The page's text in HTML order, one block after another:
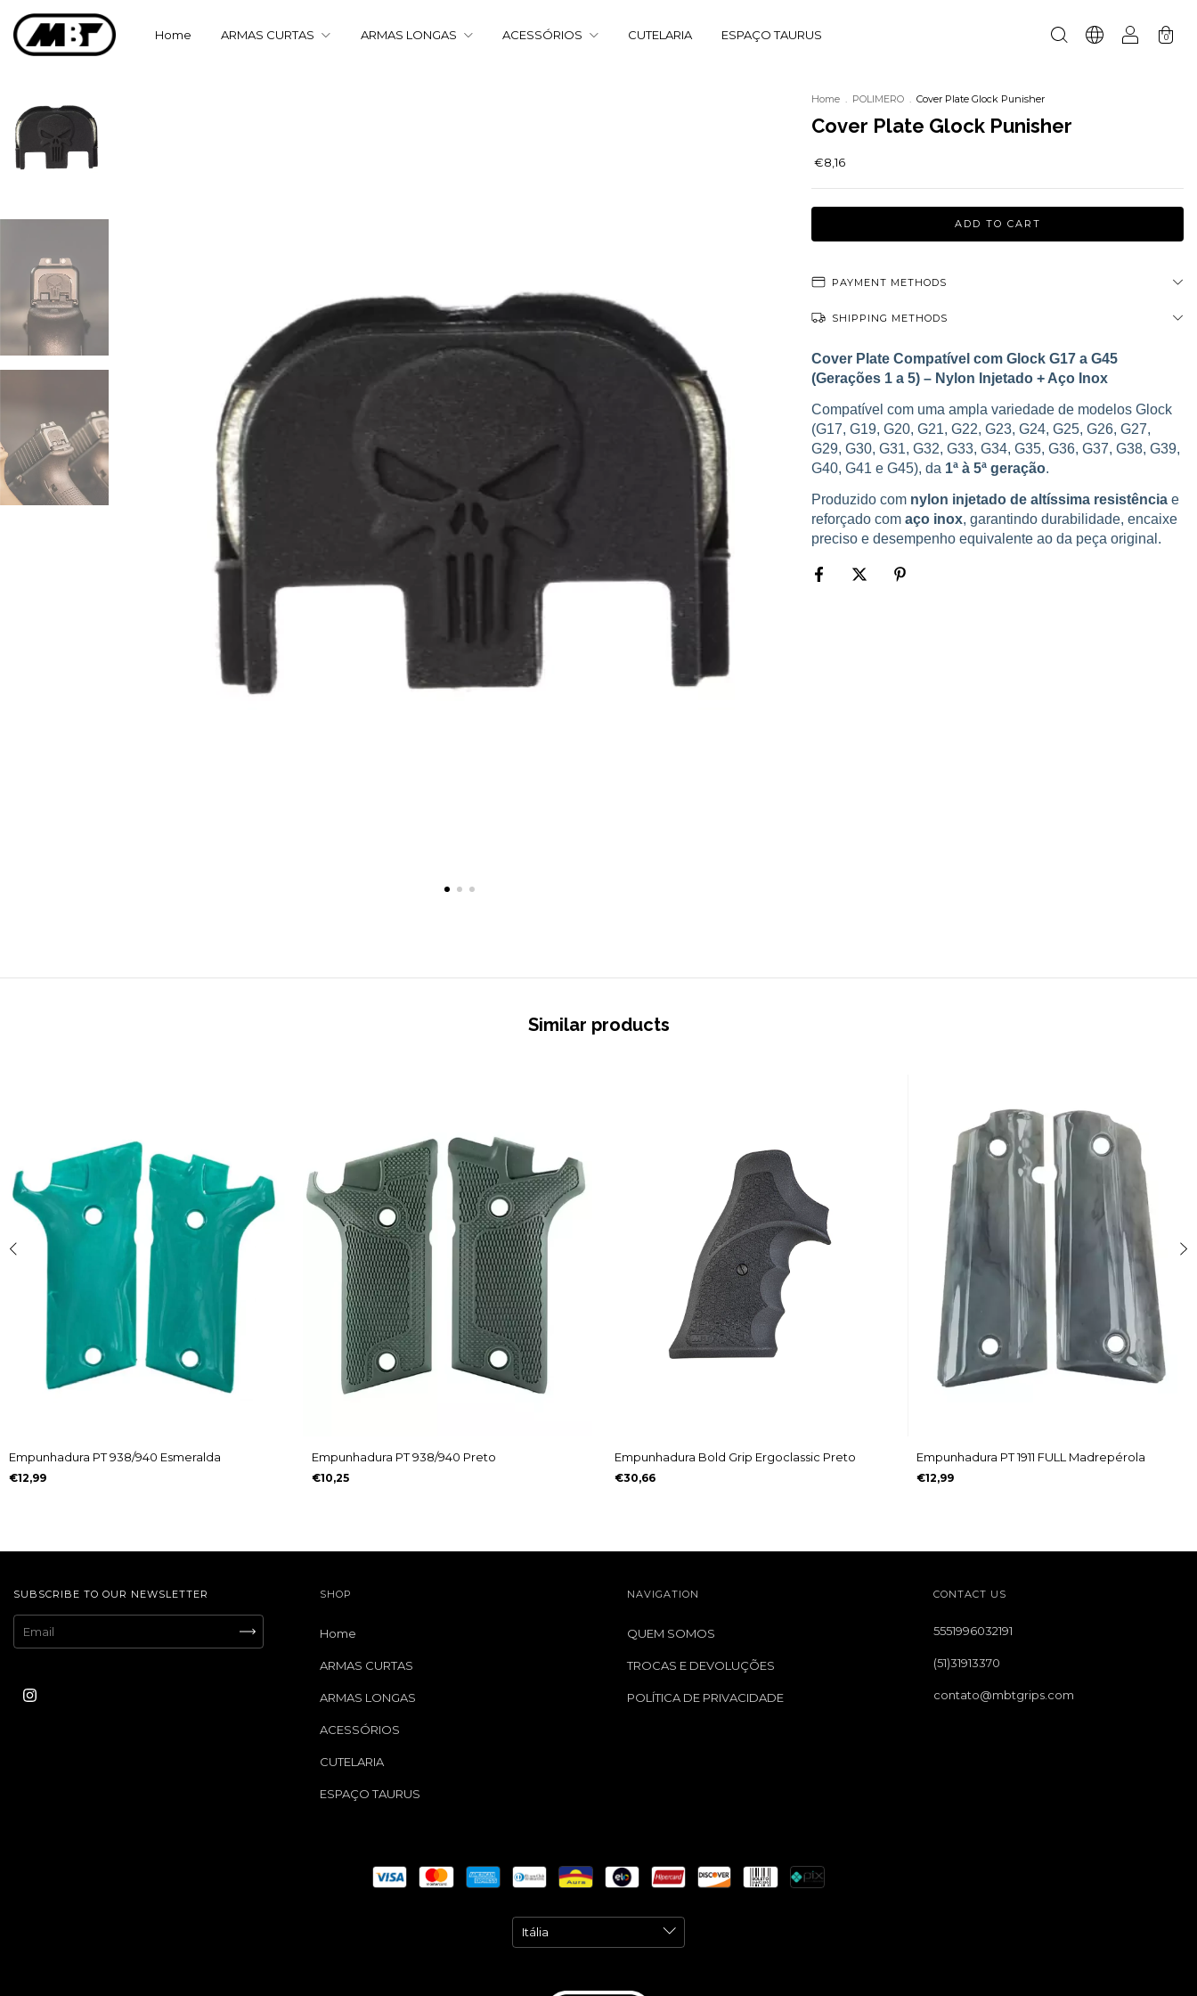
Home ARMAS CURTAS ARMAS LONGAS ACESSÓRIOS CUTELARIA ESPAÇO TAURUS 0
Home . POLIMERO . Cover Plate Glock Punisher
Cover Plate Glock Punisher
€8,16
PAYMENT METHODS
SHIPPING METHODS
Cover Plate Compatível com Glock G17 a G45
(Gerações 1 a 5) – Nylon Injetado + Aço Inox
Compatível com uma ampla variedade de modelos Glock
(G17, G19, G20, G21, G22, G23, G24, G25, G26, G27,
G29, G30, G31, G32, G33, G34, G35, G36, G37, G38, G39,
G40, G41 e G45), da 1ª à 5ª geração.
Produzido com nylon injetado de altíssima resistência e
reforçado com aço inox, garantindo durabilidade, encaixe
preciso e desempenho equivalente ao da peça original.
Similar products
Empunhadura PT 938/940 Esmeralda
€12,99
Empunhadura PT 938/940 Preto
€10,25
Empunhadura Bold Grip Ergoclassic Preto
€30,66
Empunhadura PT 1911 FULL Madrepérola
€12,99
SUBSCRIBE TO OUR NEWSLETTER SHOP
Home
ARMAS CURTAS
ARMAS LONGAS
ACESSÓRIOS
CUTELARIA
ESPAÇO TAURUS
NAVIGATION
QUEM SOMOS
TROCAS E DEVOLUÇÕES
POLÍTICA DE PRIVACIDADE
CONTACT US
5551996032191
(51)31913370
contato@mbtgrips.com